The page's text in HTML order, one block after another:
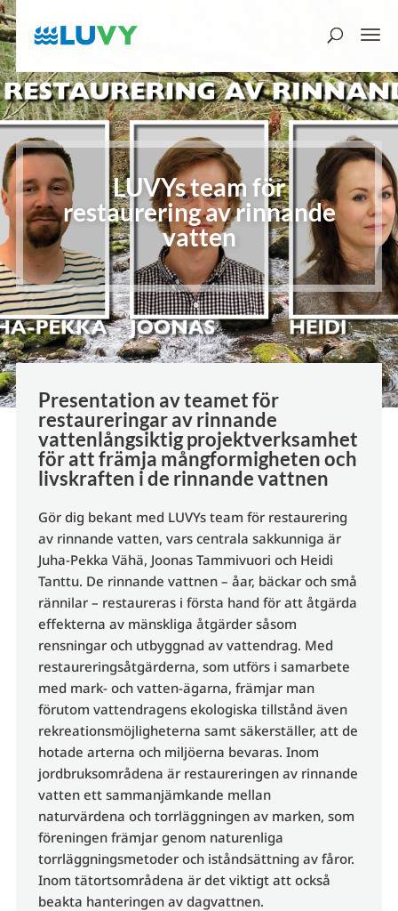
LUVYs team för
restaurering av rinnande
vatten
Presentation av teamet för
restaureringar av rinnande
vattenlångsiktig projektverksamhet
för att främja mångformigheten och
livskraften i de rinnande vattnen
Gör dig bekant med LUVYs team för restaurering
av rinnande vatten, vars centrala sakkunniga är
Juha-Pekka Vähä, Joonas Tammivuori och Heidi
Tanttu. De rinnande vattnen – åar, bäckar och små
rännilar – restaureras i första hand för att åtgärda
effekterna av mänskliga åtgärder såsom
rensningar och utbyggnad av vattendrag. Med
restaureringsåtgärderna, som utförs i samarbete
med mark- och vatten-ägarna, främjar man
förutom vattendragens ekologiska tillstånd även
rekreationsmöjligheterna samt säkerställer, att de
hotade arterna och miljöerna bevaras. Inom
jordbruksområdena är restaureringen av rinnande
vatten ett sammanjämkande mellan
naturvärdena och torrläggningen av marken, som
föreningen främjar genom naturenliga
torrläggningsmetoder och iståndsättning av fåror.
Inom tätortsområdena är det viktigt att också
beakta hanteringen av dagvattnen.